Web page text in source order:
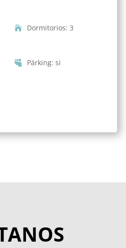
Dormitorios: 3
Párking: si